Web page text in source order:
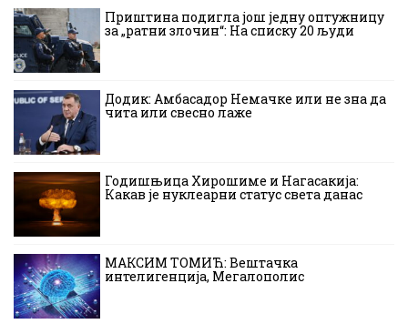
Приштина подигла још једну оптужницу
за „ратни злочин“: На списку 20 људи
Додик: Амбасадор Немачке или не зна да
чита или свесно лаже
Годишњица Хирошиме и Нагасакија:
Какав је нуклеарни статус света данас
МАКСИМ ТОМИЋ: Вештачка
интелигенција, Мегалополис